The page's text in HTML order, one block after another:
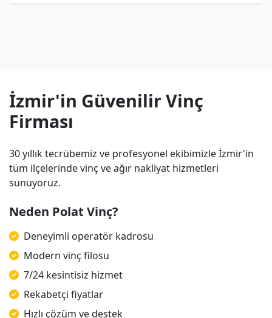
İzmir'in Güvenilir Vinç
Firması
30 yıllık tecrübemiz ve profesyonel ekibimizle İzmir'in
tüm ilçelerinde vinç ve ağır nakliyat hizmetleri
sunuyoruz.
Neden Polat Vinç?
Deneyimli operatör kadrosu
Modern vinç filosu
7/24 kesintisiz hizmet
Rekabetçi fiyatlar
Hızlı çözüm ve destek